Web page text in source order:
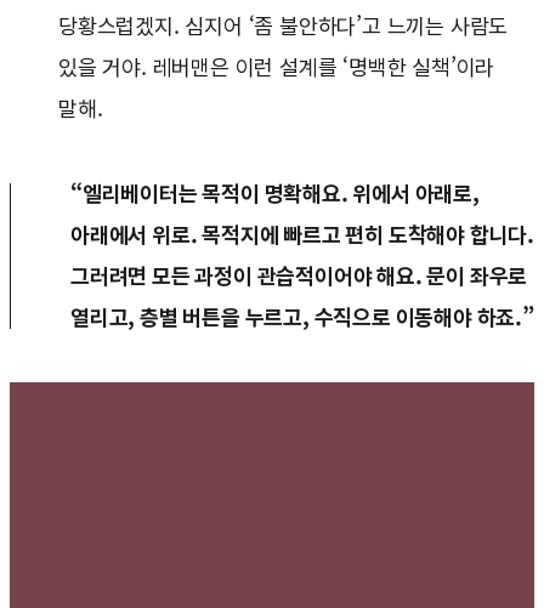
당황스럽겠지. 심지어 ‘좀 불안하다’고 느끼는 사람도
있을 거야. 레버맨은 이런 설계를 ‘명백한 실책’이라
말해.
“엘리베이터는 목적이 명확해요. 위에서 아래로,
아래에서 위로. 목적지에 빠르고 편히 도착해야 합니다.
그러려면 모든 과정이 관습적이어야 해요. 문이 좌우로
열리고, 층별 버튼을 누르고, 수직으로 이동해야 하죠.”